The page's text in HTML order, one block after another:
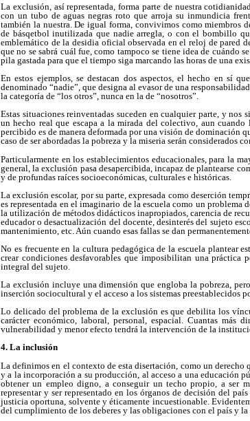
La exclusión, así representada, forma parte de nuestra
con un tubo de aguas negras roto que arroja su inmundicia
también la nuestra. De igual forma, convivimos como miembros
de básqetbol inutilizada que nadie arregla, o con el bombillo
emblemático de la desidia oficial observada en el reloj de pared
que no se sabrá cuál fue, como tampoco se tiene idea de cuándo
pila gastada para que el tiempo siga marcando las horas de una
En estos ejemplos, se destacan dos aspectos, el hecho en sí
denominado “nadie”, que designa al evasor de una
la categoría de “los otros”, nunca en la de “nosotros”.
Estas situaciones reinventadas suceden en cualquier parte, y
un hecho real que escapa a la mirada del colectivo, aun
percibido es de manera deformada por una visión de dominación
caso de ser abordadas la pobreza y la miseria serán considerados
Particularmente en los establecimientos educacionales, para la
general, la exclusión pasa desapercibida, incapaz de plantearse
y de profundas raíces socioeconómicas, culturales e históricas.
La exclusión escolar, por su parte, expresada como deserción
es representada en el imaginario de la escuela como un
la utilización de métodos didácticos inapropiados, carencia de
educador o desactualización del docente, desinterés del sujeto
mantenimiento, etc. Aún cuando esas fallas se dan
No es frecuente en la cultura pedagógica de la escuela plantear
crear condiciones desfavorables que imposibilitan una práctica
integral del sujeto.
La exclusión incluye una dimensión que engloba la pobreza,
inserción sociocultural y el acceso a los sistemas preestablecidos
Lo delicado del problema de la exclusión es que debilita los
carácter económico, laboral, personal, espacial. Cuantas más
vulnerabilidad y menor efecto tendrá la intervención de la
4. La inclusión
La definimos en el contexto de esta disertación, como un
y a la incorporación a su producción, al acceso a una educación
obtener un empleo digno, a conseguir un techo propio, a ser
representar y ser representado en los órganos de decisión del
justicia oportuna, solvente y éticamente incuestionable.
del cumplimiento de los deberes y las obligaciones con el país y la